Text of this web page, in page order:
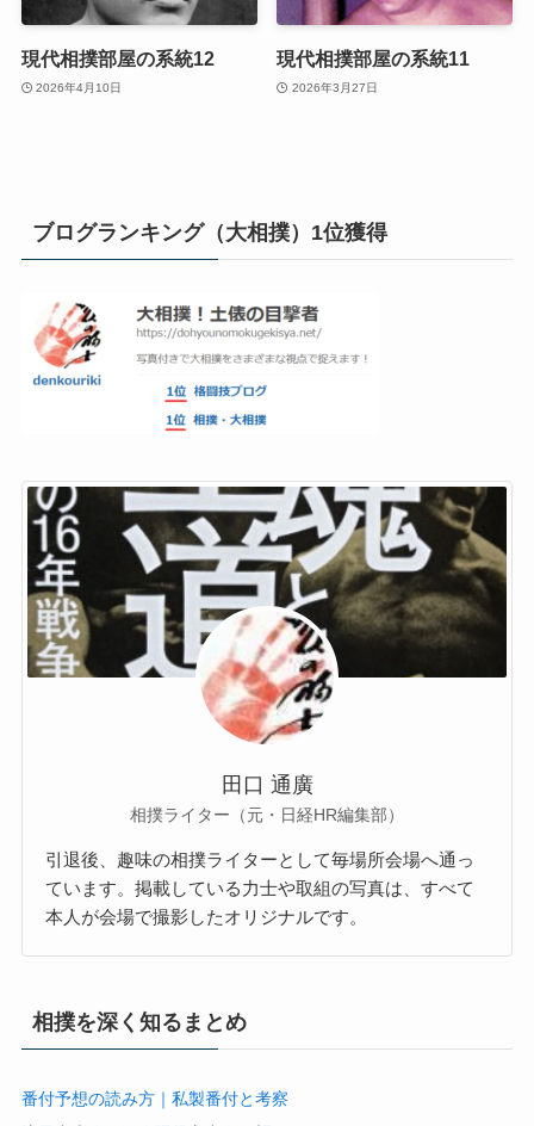
現代相撲部屋の系統12
2026年4月10日
現代相撲部屋の系統11
2026年3月27日
ブログランキング（大相撲）1位獲得
田口 通廣
相撲ライター（元・日経HR編集部）
引退後、趣味の相撲ライターとして毎場所会場へ通っ
ています。掲載している力士や取組の写真は、すべて
本人が会場で撮影したオリジナルです。
相撲を深く知るまとめ
番付予想の読み方｜私製番付と考察